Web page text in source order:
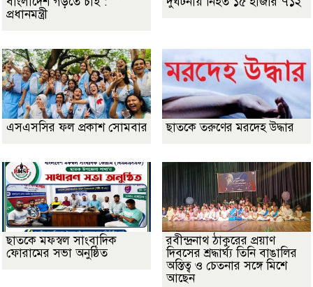
প্রধানমন্ত্রী
এসএসসির ফল প্রকাশ সোমবার ছাতকে তরুণের মরদেহ উদ্ধার
ছাতকে মফস্বল সাংবাদিক
ফোরামের সভা অনুষ্ঠিত
রবীন্দ্রনাথ ঠাকুরের প্রয়াণ
দিবসের শ্রদ্ধার্ঘ্য তিনি বাঙালির
অস্তিত্ব ও চেতনার সঙ্গে মিশে
আছেন